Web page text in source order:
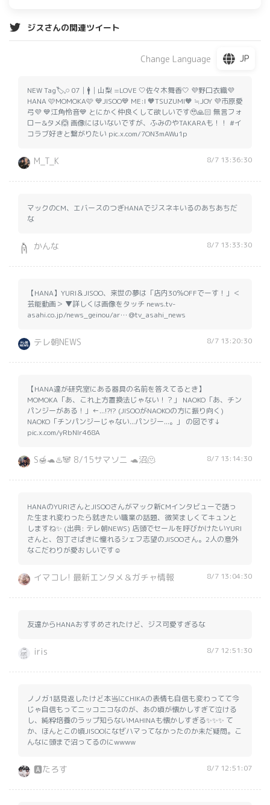
ジスさんの関連ツイート
Change Language JP
NEW Tag🏷𓈒𓏸︎ 07│🚹│山梨 =LOVE 🤍佐々木舞香🤍 💜野口衣織💜
HANA 🩷MOMOKA🩷 💙JISOO💙 ME:I 🧡TSUZUMI🧡 ≒JOY 💜市原愛
弓💜 💙江角怜音💙 とにかく仲良くして欲しいです🥹🙏🏻 無言フォ
ロー&タメ🙆 画像にはいないですが、ふみのやTAKARAも！！ #イ
コラブ好きと繋がりたい pic.x.com/7ON3mAWu1p
M_T_K 8/7 13:36:30
マックのCM、エバースのつぎHANAでジスネキいるのあちあちだ
な
かんな 8/7 13:33:30
【HANA】YURI＆JISOO、来世の夢は「店内30％OFFでーす！」＜
芸能動画＞ ▼詳しくは画像をタッチ news.tv-
asahi.co.jp/news_geinou/ar… @tv_asahi_news
テレ朝NEWS 8/7 13:20:30
【HANA達が研究室にある器具の名前を答えてるとき】
MOMOKA「あ、これ上方置換法じゃない！？」 NAOKO「あ、チン
パンジーがある！」←...!?!? (JISOOがNAOKOの方に振り向く)
NAOKO「チンパンジーじゃない...パンジー...。」 の図です↓
pic.x.com/yRbNIr468A
S🍯🐢♨️🐼 8/15サマソニ 🐢沼🫠 8/7 13:14:30
HANAのYURIさんとJISOOさんがマック新CMインタビューで語っ
た生まれ変わったら就きたい職業の話題、微笑ましくてキュンと
しますね✨ (出典: テレ朝NEWS) 店頭でセールを呼びかけたいYURI
さんと、包丁さばきに憧れるシェフ志望のJISOOさん。2人の意外
なこだわりが愛おしいです☺️
イマコレ! 最新エンタメ＆ガチャ情報 8/7 13:04:30
友達からHANAおすすめされたけど、ジス可愛すぎるな
iris 8/7 12:51:30
ノノガ1話見返したけど本当にCHIKAの表情も自信も変わってて今
じゃ自信もってニッコニコなのが、あの頃が懐かしすぎて泣ける
し、純粋培養のラップ知らないMAHINAも懐かしすぎる✨✨✨ て
か、ほんとこの頃JISOOになぜハマってなかったのか未だ疑問。こ
んなに頭まで沼ってるのにwwww
🅰️たろす 8/7 12:51:07